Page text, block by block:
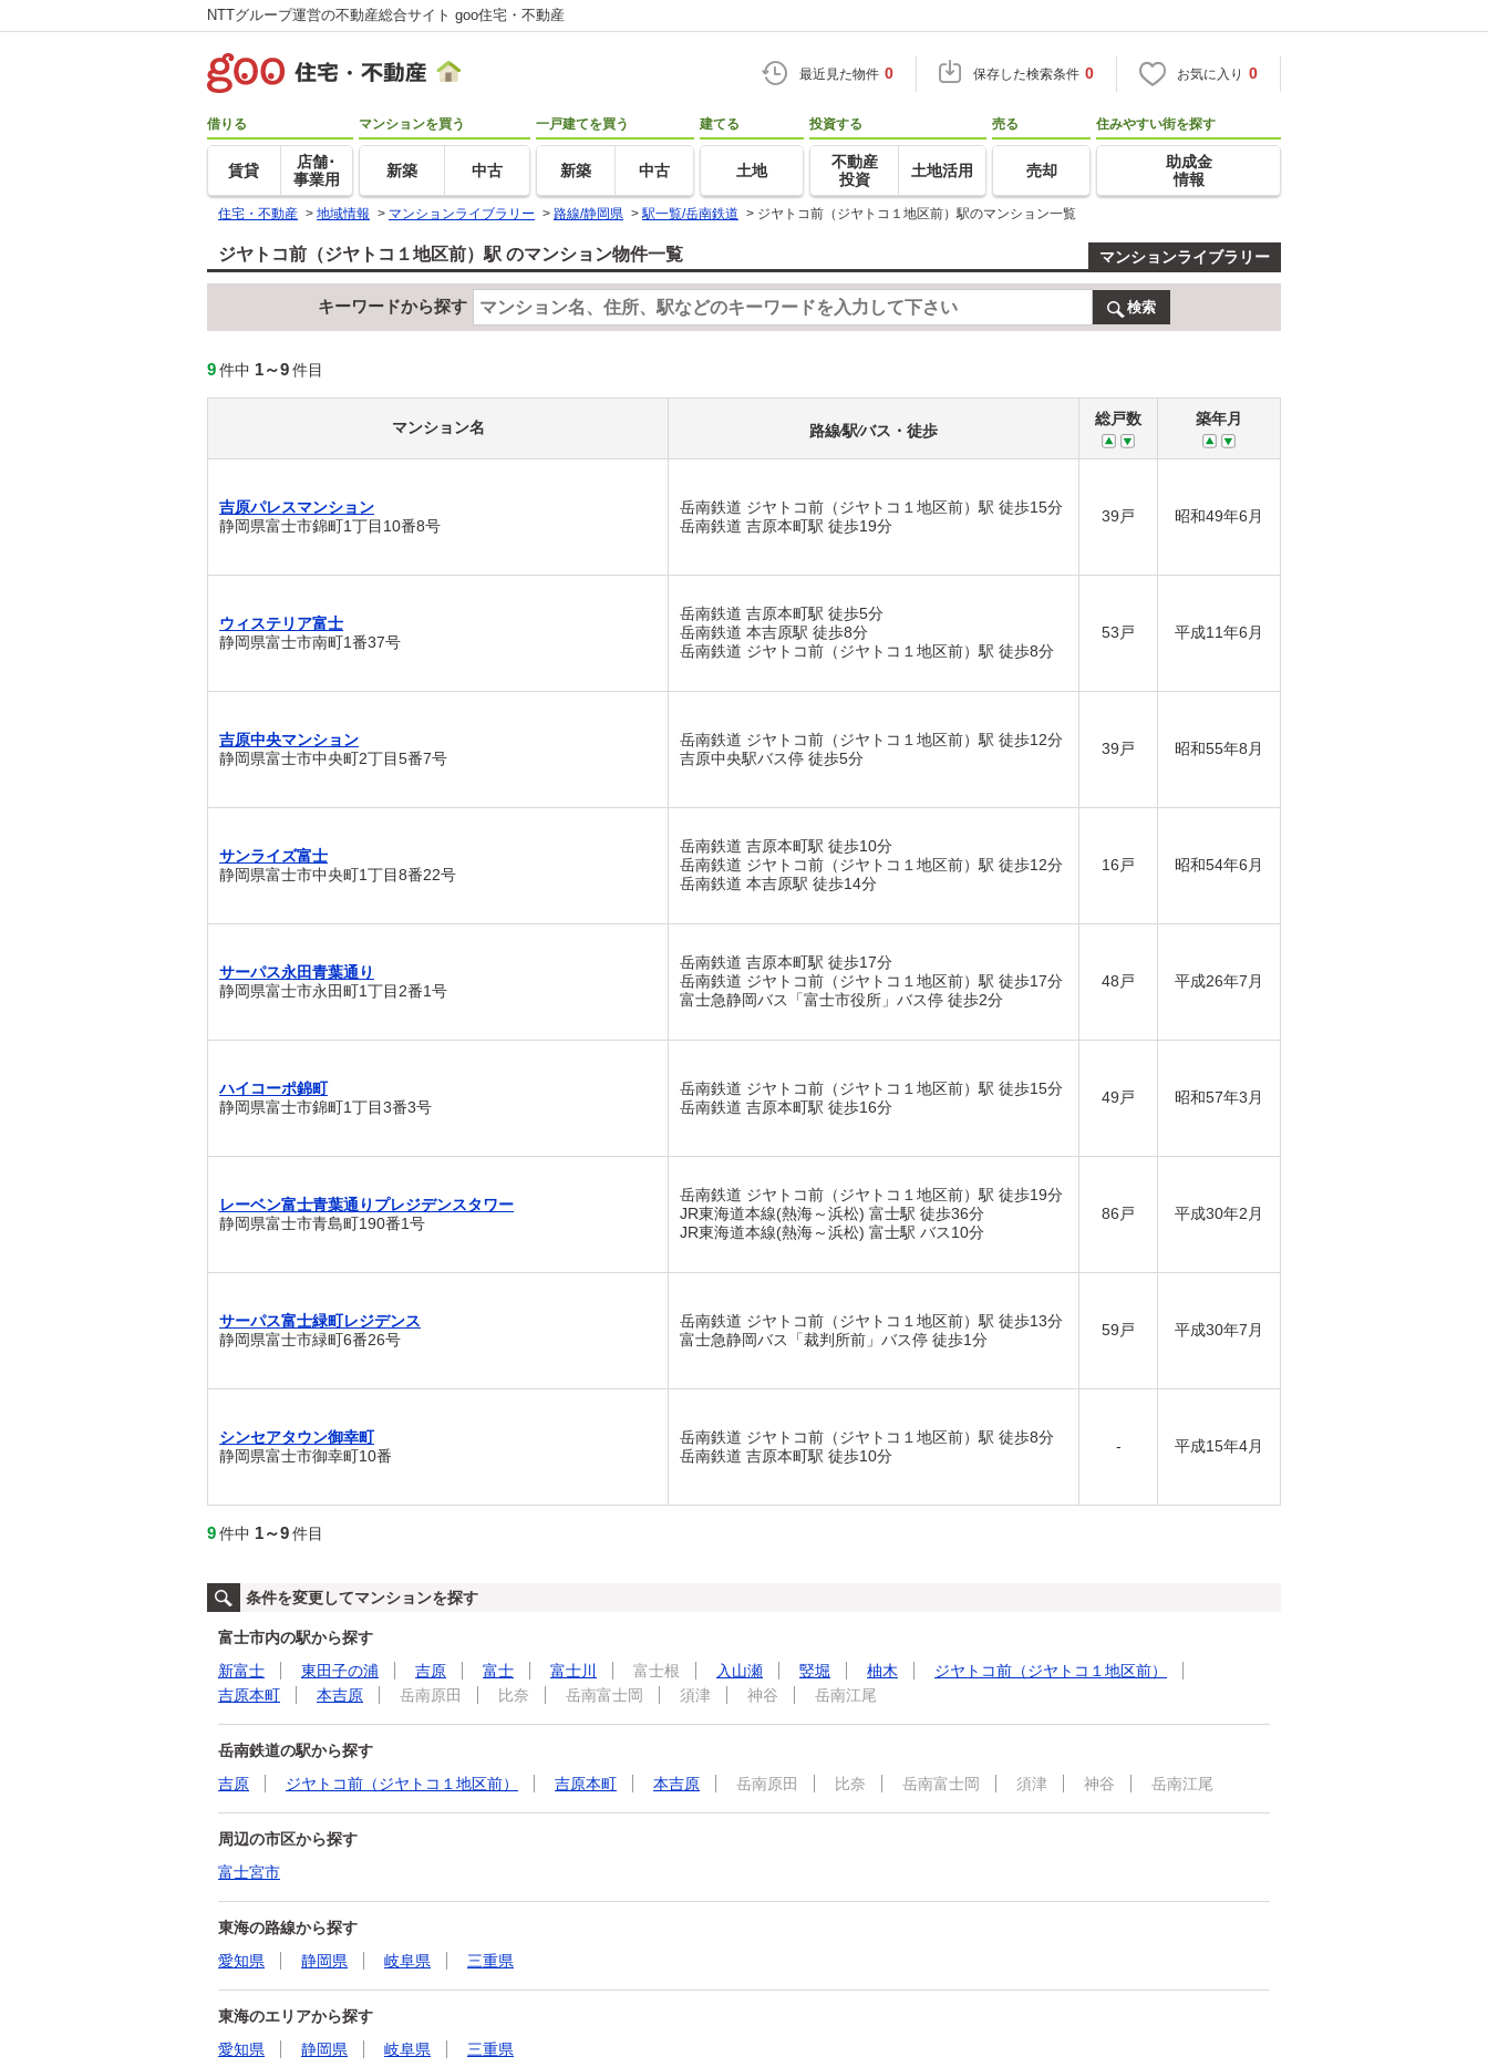
NTTグループ運営の不動産総合サイト goo住宅・不動産
最近見た物件 0 保存した検索条件 0 お気に入り 0
借りる
賃貸
店舗･
事業用
マンションを買う
新築 中古
一戸建てを買う
新築 中古
建てる
土地
投資する
不動産
投資
土地活用
売る
売却
住みやすい街を探す
助成金
情報
住宅・不動産 > 地域情報 > マンションライブラリー > 路線/静岡県 > 駅一覧/岳南鉄道 > ジヤトコ前（ジヤトコ１地区前）駅のマンション一覧
ジヤトコ前（ジヤトコ１地区前）駅 のマンション物件一覧 マンションライブラリー
キーワードから探す 検索
9件中 1～9件目
マンション名 路線⁄駅⁄バス・徒歩
総戸数 築年月
吉原パレスマンション
静岡県富士市錦町1丁目10番8号
岳南鉄道 ジヤトコ前（ジヤトコ１地区前）駅 徒歩15分
岳南鉄道 吉原本町駅 徒歩19分
39戸 昭和49年6月
ウィステリア富士
静岡県富士市南町1番37号
岳南鉄道 吉原本町駅 徒歩5分
岳南鉄道 本吉原駅 徒歩8分
岳南鉄道 ジヤトコ前（ジヤトコ１地区前）駅 徒歩8分
53戸 平成11年6月
吉原中央マンション
静岡県富士市中央町2丁目5番7号
岳南鉄道 ジヤトコ前（ジヤトコ１地区前）駅 徒歩12分
吉原中央駅バス停 徒歩5分
39戸 昭和55年8月
サンライズ富士
静岡県富士市中央町1丁目8番22号
岳南鉄道 吉原本町駅 徒歩10分
岳南鉄道 ジヤトコ前（ジヤトコ１地区前）駅 徒歩12分
岳南鉄道 本吉原駅 徒歩14分
16戸 昭和54年6月
サーパス永田青葉通り
静岡県富士市永田町1丁目2番1号
岳南鉄道 吉原本町駅 徒歩17分
岳南鉄道 ジヤトコ前（ジヤトコ１地区前）駅 徒歩17分
富士急静岡バス「富士市役所」バス停 徒歩2分
48戸 平成26年7月
ハイコーポ錦町
静岡県富士市錦町1丁目3番3号
岳南鉄道 ジヤトコ前（ジヤトコ１地区前）駅 徒歩15分
岳南鉄道 吉原本町駅 徒歩16分
49戸 昭和57年3月
レーベン富士青葉通りプレジデンスタワー
静岡県富士市青島町190番1号
岳南鉄道 ジヤトコ前（ジヤトコ１地区前）駅 徒歩19分
JR東海道本線(熱海～浜松) 富士駅 徒歩36分
JR東海道本線(熱海～浜松) 富士駅 バス10分
86戸 平成30年2月
サーパス富士緑町レジデンス
静岡県富士市緑町6番26号
岳南鉄道 ジヤトコ前（ジヤトコ１地区前）駅 徒歩13分
富士急静岡バス「裁判所前」バス停 徒歩1分
59戸 平成30年7月
シンセアタウン御幸町
静岡県富士市御幸町10番
岳南鉄道 ジヤトコ前（ジヤトコ１地区前）駅 徒歩8分
岳南鉄道 吉原本町駅 徒歩10分
- 平成15年4月
9件中 1～9件目
条件を変更してマンションを探す
富士市内の駅から探す
新富士
東田子の浦 吉原 富士 富士川 富士根 入山瀬 竪堀 柚木
ジヤトコ前（ジヤトコ１地区前）
吉原本町
本吉原 岳南原田 比奈 岳南富士岡 須津 神谷 岳南江尾
岳南鉄道の駅から探す
吉原
ジヤトコ前（ジヤトコ１地区前） 吉原本町 本吉原 岳南原田 比奈 岳南富士岡 須津 神谷 岳南江尾
周辺の市区から探す
富士宮市
東海の路線から探す
愛知県
静岡県 岐阜県 三重県
東海のエリアから探す
愛知県
静岡県 岐阜県 三重県